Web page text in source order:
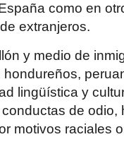
como en
extranjeros.
y medio de
hondureños,
lingüística y
de odio,
motivos raciales